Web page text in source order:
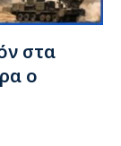
στα
ο